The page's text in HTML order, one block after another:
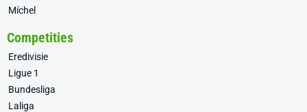
Míchel
Competities
Eredivisie
Ligue 1
Bundesliga
Laliga